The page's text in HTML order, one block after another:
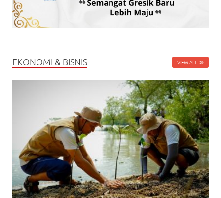
EKONOMI & BISNIS VIEW ALL